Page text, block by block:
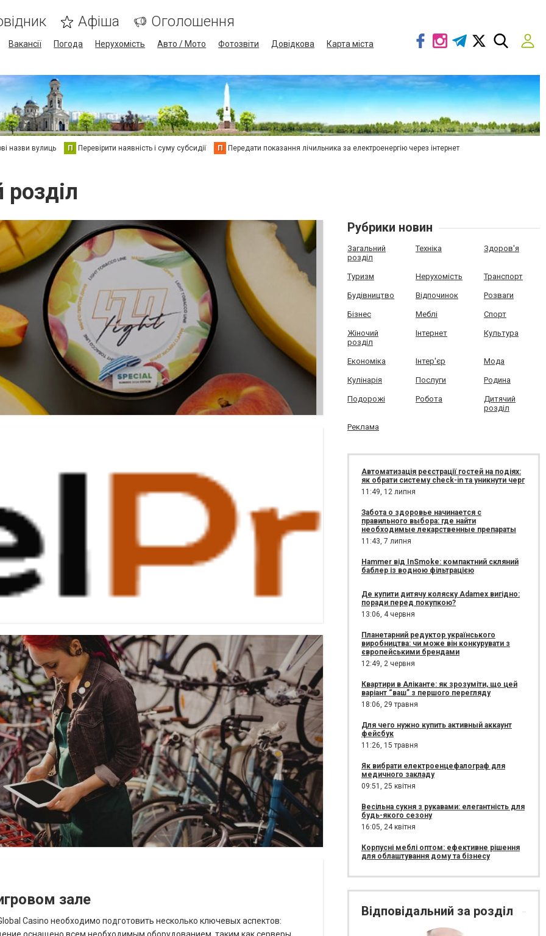
Афіша Оголошення
Вакансії Погода Нерухомість Авто / Мото Фотозвіти Довідкова
Карта міста
назви вулиць П Перевірити наявність і суму субсидії П Передати показання лічильника за електроенергію через інтернет
розділ
зале
Casino необходимо подготовить несколько ключевых аспектов:
Рубрики новин
Загальний
розділ
Техніка Здоров'я
Туризм Нерухомість Транспорт
Будівництво Відпочинок Розваги
Бізнес Меблі Спорт
Жіночий
розділ
Інтернет Культура
Економіка Інтер'єр Мода
Кулінарія Послуги Родина
Подорожі Робота
Дитячий
розділ
Реклама
Автоматизація реєстрації гостей на подіях:
як обрати систему check-in та уникнути черг
11:49, 12 липня
Забота о здоровье начинается с
правильного выбора: где найти
необходимые лекарственные препараты
11:43, 7 липня
Hammer від InSmoke: компактний скляний
баблер із водною фільтрацією
Де купити дитячу коляску Adamex вигідно:
поради перед покупкою?
13:06, 4 червня
Планетарний редуктор українського
виробництва: чи може він конкурувати з
європейськими брендами
12:49, 2 червня
Квартири в Аліканте: як зрозуміти, що цей
варіант “ваш” з першого перегляду
18:06, 29 травня
Для чего нужно купить активный аккаунт
фейсбук
11:26, 15 травня
Як вибрати електроенцефалограф для
медичного закладу
09:51, 25 квітня
Весільна сукня з рукавами: елегантність для
будь-якого сезону
16:05, 24 квітня
Корпусні меблі оптом: ефективне рішення
для облаштування дому та бізнесу
Відповідальний за розділ